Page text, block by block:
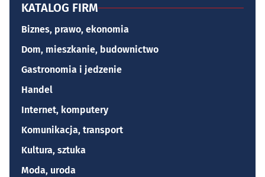
KATALOG FIRM
Biznes, prawo, ekonomia
Dom, mieszkanie, budownictwo
Gastronomia i jedzenie
Handel
Internet, komputery
Komunikacja, transport
Kultura, sztuka
Moda, uroda